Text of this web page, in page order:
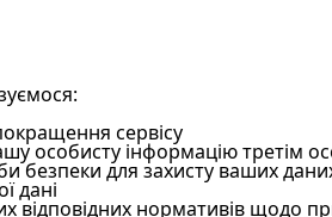
сервісу
особисту інформацію третім
безпеки для захисту ваших
дані
відповідних нормативів щодо